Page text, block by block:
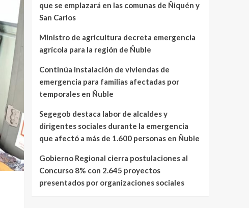
que se emplazará en las comunas de Ñiquén y
San Carlos
Ministro de agricultura decreta emergencia
agrícola para la región de Ñuble
Continúa instalación de viviendas de
emergencia para familias afectadas por
temporales en Ñuble
Segegob destaca labor de alcaldes y
dirigentes sociales durante la emergencia
que afectó a más de 1.600 personas en Ñuble
Gobierno Regional cierra postulaciones al
Concurso 8% con 2.645 proyectos
presentados por organizaciones sociales